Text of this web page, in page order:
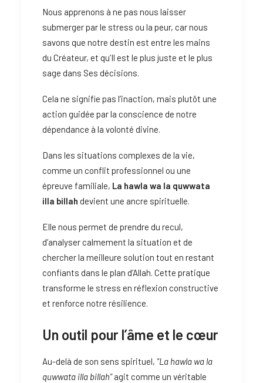
Nous apprenons à ne pas nous laisser
submerger par le stress ou la peur, car nous
savons que notre destin est entre les mains
du Créateur, et qu’Il est le plus juste et le plus
sage dans Ses décisions.
Cela ne signifie pas l’inaction, mais plutôt une
action guidée par la conscience de notre
dépendance à la volonté divine.
Dans les situations complexes de la vie,
comme un conflit professionnel ou une
épreuve familiale, La hawla wa la quwwata
illa billah devient une ancre spirituelle.
Elle nous permet de prendre du recul,
d’analyser calmement la situation et de
chercher la meilleure solution tout en restant
confiants dans le plan d’Allah. Cette pratique
transforme le stress en réflexion constructive
et renforce notre résilience.
Un outil pour l’âme et le cœur
Au-delà de son sens spirituel, "La hawla wa la
quwwata illa billah"agit comme un véritable